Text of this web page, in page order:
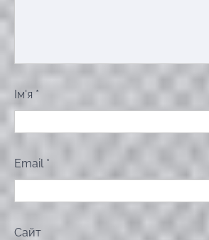
Ім'я *
Email *
Сайт